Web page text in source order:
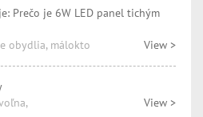
Prečo je 6W LED panel tichým
obydlia, málokto
View >
View >